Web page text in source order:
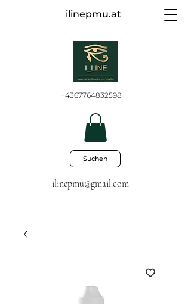
ilinepmu.at
ilinepmu@gmail.com
Suchen
+4367764832598